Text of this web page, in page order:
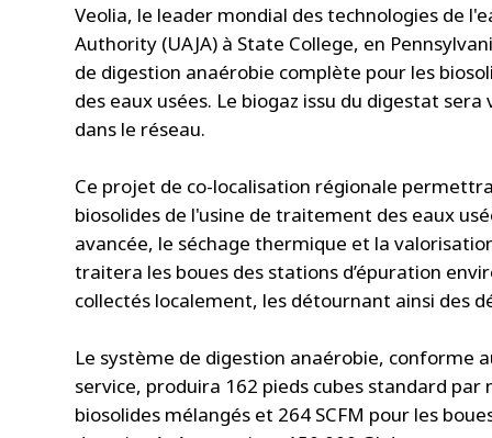
Veolia, le leader mondial des technologies de
Authority (UAJA) à State College, en
de digestion anaérobie complète pour les
des eaux usées. Le biogaz issu du digestat
dans le réseau.
Ce projet de co-localisation régionale
biosolides de l'usine de traitement des eaux
avancée, le séchage thermique et la
traitera les boues des stations d’épuration
collectés localement, les détournant ainsi des
Le système de digestion anaérobie, conforme
service, produira 162 pieds cubes standard par
biosolides mélangés et 264 SCFM pour les